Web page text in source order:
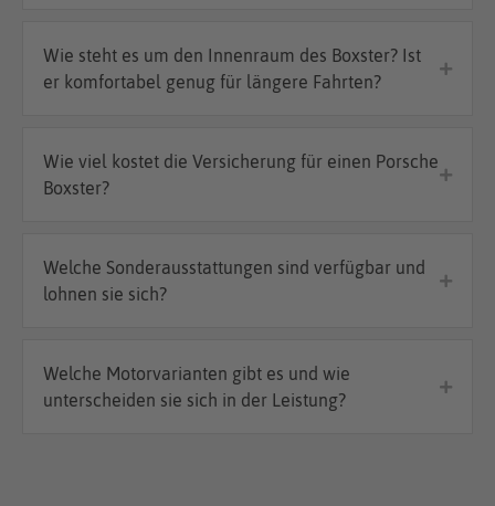
Wie steht es um den Innenraum des Boxster? Ist
er komfortabel genug für längere Fahrten?
Wie viel kostet die Versicherung für einen Porsche
Boxster?
Welche Sonderausstattungen sind verfügbar und
lohnen sie sich?
Welche Motorvarianten gibt es und wie
unterscheiden sie sich in der Leistung?